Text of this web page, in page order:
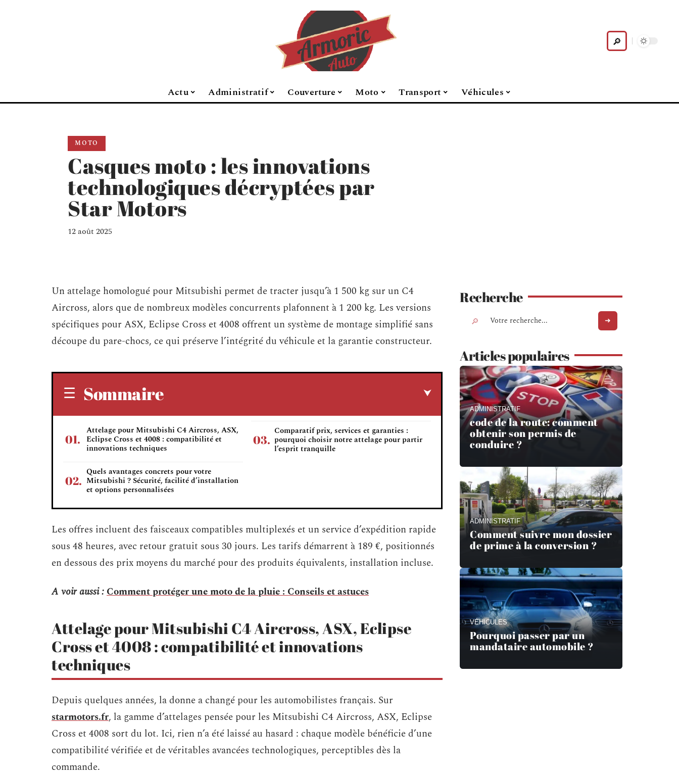
Actu Administratif Couverture Moto Transport Véhicules
MOTO
Casques moto : les innovations
technologiques décryptées par
Star Motors
12 août 2025
Un attelage homologué pour Mitsubishi permet de tracter jusqu’à 1 500 kg sur un C4
Aircross, alors que de nombreux modèles concurrents plafonnent à 1 200 kg. Les versions
spécifiques pour ASX, Eclipse Cross et 4008 offrent un système de montage simplifié sans
découpe du pare-chocs, ce qui préserve l’intégrité du véhicule et la garantie constructeur.
Sommaire
Attelage pour Mitsubishi C4 Aircross, ASX,
Eclipse Cross et 4008 : compatibilité et
innovations techniques
Quels avantages concrets pour votre
Mitsubishi ? Sécurité, facilité d’installation
et options personnalisées
Comparatif prix, services et garanties :
pourquoi choisir notre attelage pour partir
l’esprit tranquille
Les offres incluent des faisceaux compatibles multiplexés et un service d’expédition rapide
sous 48 heures, avec retour gratuit sous 30 jours. Les tarifs démarrent à 189 €, positionnés
en dessous des prix moyens du marché pour des produits équivalents, installation incluse.
A voir aussi :Comment protéger une moto de la pluie : Conseils et astuces
Attelage pour Mitsubishi C4 Aircross, ASX, Eclipse
Cross et 4008 : compatibilité et innovations
techniques
Depuis quelques années, la donne a changé pour les automobilistes français. Sur
starmotors.fr, la gamme d’attelages pensée pour les Mitsubishi C4 Aircross, ASX, Eclipse
Cross et 4008 sort du lot. Ici, rien n’a été laissé au hasard : chaque modèle bénéficie d’une
compatibilité vérifiée et de véritables avancées technologiques, perceptibles dès la
commande.
Recherche
Articles populaires
ADMINISTRATIF
code de la route: comment
obtenir son permis de
conduire ?
ADMINISTRATIF
Comment suivre mon dossier
de prime à la conversion ?
VÉHICULES
Pourquoi passer par un
mandataire automobile ?